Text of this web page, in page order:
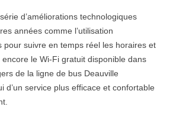
d’améliorations technologiques
années comme l’utilisation
pour suivre en temps réel les horaires et
le Wi-Fi gratuit disponible dans
de la ligne de bus Deauville
d’un service plus efficace et confortable